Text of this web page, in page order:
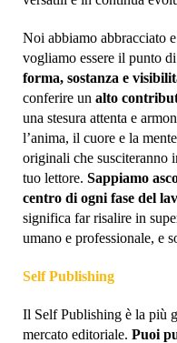
Noi abbiamo abbracciato
vogliamo essere il punto
forma, sostanza e
conferire un alto
una stesura attenta e
l’anima, il cuore e la
originali che susciteranno
tuo lettore. Sappiamo
centro di ogni fase del
significa far risalire in
umano e professionale, e
Self Publishing
Il Self Publishing è la più
mercato editoriale. Puoi